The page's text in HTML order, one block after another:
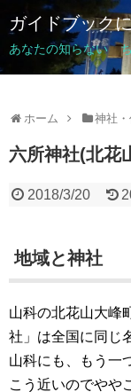
ガイドブック
あなたの知らない
ホーム 神社・
六所神社(北
2018/3/20
地域と神社
山科の北花山大峰
社」は全国に同じ
山科にも、もう一
こう近いのでやや